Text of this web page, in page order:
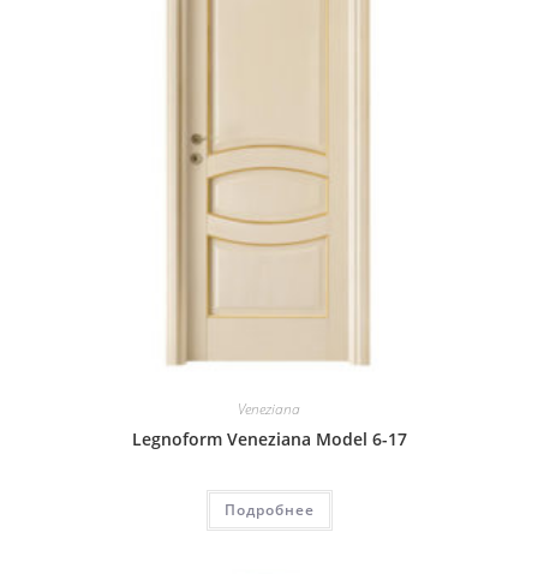
Veneziana
Legnoform Veneziana Model 6-17
Подробнее